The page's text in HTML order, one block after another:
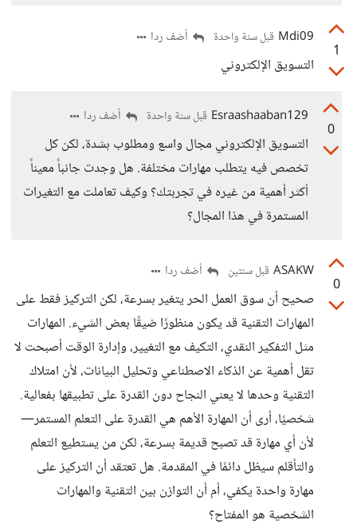
1
Mdi09 قبل سنة واحدة أضف ردا
التسويق الإلكتروني
0
Esraashaaban129 قبل سنة واحدة أضف ردا
التسويق الإلكتروني مجال واسع ومطلوب بشدة، لكن كل
تخصص فيه يتطلب مهارات مختلفة. هل وجدت جانباً معيناً
أكثر أهمية من غيره في تجربتك؟ وكيف تعاملت مع التغيرات
المستمرة في هذا المجال؟
0
ASAKW قبل سنتين أضف ردا
صحيح أن سوق العمل الحر يتغير بسرعة، لكن التركيز فقط على
المهارات التقنية قد يكون منظورًا ضيقًا بعض الشيء. المهارات
مثل التفكير النقدي، التكيف مع التغيير، وإدارة الوقت أصبحت لا
تقل أهمية عن الذكاء الاصطناعي وتحليل البيانات، لأن امتلاك
التقنية وحدها لا يعني النجاح دون القدرة على تطبيقها بفعالية.
شخصيًا، أرى أن المهارة الأهم هي القدرة على التعلم المستمر—
لأن أي مهارة قد تصبح قديمة بسرعة، لكن من يستطيع التعلم
والتأقلم سيظل دائمًا في المقدمة. هل تعتقد أن التركيز على
مهارة واحدة يكفي، أم أن التوازن بين التقنية والمهارات
الشخصية هو المفتاح؟